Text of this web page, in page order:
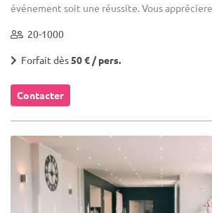
événement soit une réussite. Vous
20-1000
Forfait dès50 € / pers.
Contacter